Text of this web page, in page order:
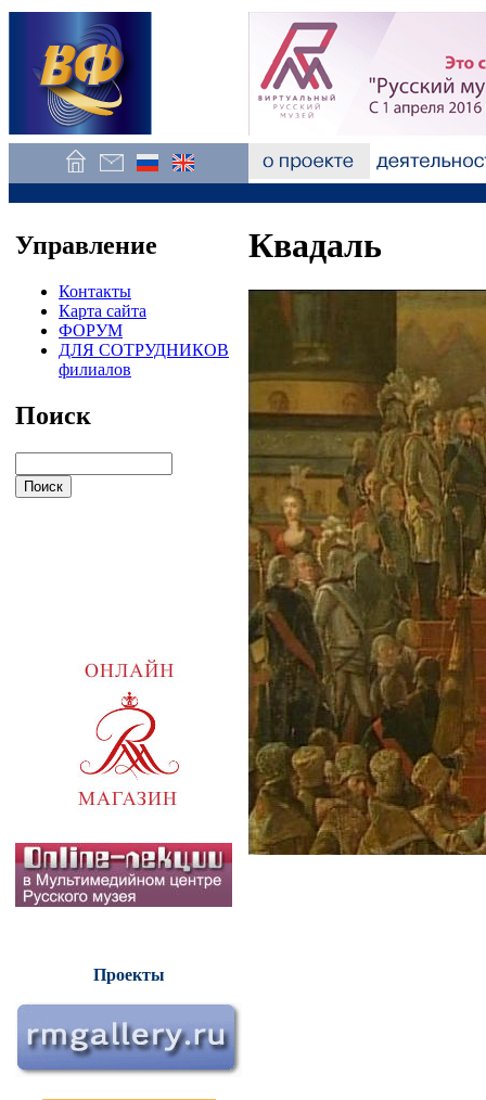
Управление
Контакты
Карта сайта
ФОРУМ
ДЛЯ СОТРУДНИКОВ
филиалов
Поиск
Проекты
Квадаль